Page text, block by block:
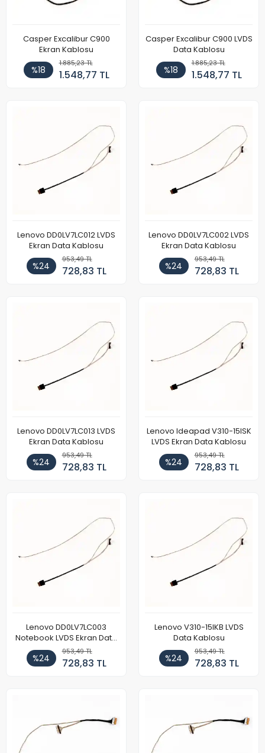
Casper Excalibur C900
Ekran Kablosu
%18
1.885,23 TL
1.548,77 TL
Casper Excalibur C900 LVDS
Data Kablosu
%18
1.885,23 TL
1.548,77 TL
Lenovo DD0LV7LC012 LVDS
Ekran Data Kablosu
%24
953,49 TL
728,83 TL
Lenovo DD0LV7LC002 LVDS
Ekran Data Kablosu
%24
953,49 TL
728,83 TL
Lenovo DD0LV7LC013 LVDS
Ekran Data Kablosu
%24
953,49 TL
728,83 TL
Lenovo Ideapad V310-15ISK
LVDS Ekran Data Kablosu
%24
953,49 TL
728,83 TL
Lenovo DD0LV7LC003
Notebook LVDS Ekran Data
Kablosu
%24
953,49 TL
728,83 TL
Lenovo V310-15IKB LVDS
Data Kablosu
%24
953,49 TL
728,83 TL